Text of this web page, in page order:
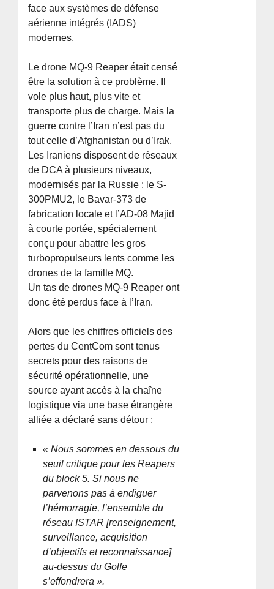
face aux systèmes de défense
aérienne intégrés (IADS)
modernes.
Le drone MQ-9 Reaper était censé
être la solution à ce problème. Il
vole plus haut, plus vite et
transporte plus de charge. Mais la
guerre contre l’Iran n’est pas du
tout celle d’Afghanistan ou d’Irak.
Les Iraniens disposent de réseaux
de DCA à plusieurs niveaux,
modernisés par la Russie : le S-
300PMU2, le Bavar-373 de
fabrication locale et l’AD-08 Majid
à courte portée, spécialement
conçu pour abattre les gros
turbopropulseurs lents comme les
drones de la famille MQ.
Un tas de drones MQ-9 Reaper ont
donc été perdus face à l’Iran.
Alors que les chiffres officiels des
pertes du CentCom sont tenus
secrets pour des raisons de
sécurité opérationnelle, une
source ayant accès à la chaîne
logistique via une base étrangère
alliée a déclaré sans détour :
« Nous sommes en dessous du
seuil critique pour les Reapers
du block 5. Si nous ne
parvenons pas à endiguer
l’hémorragie, l’ensemble du
réseau ISTAR [renseignement,
surveillance, acquisition
d’objectifs et reconnaissance]
au-dessus du Golfe
s’effondrera ».